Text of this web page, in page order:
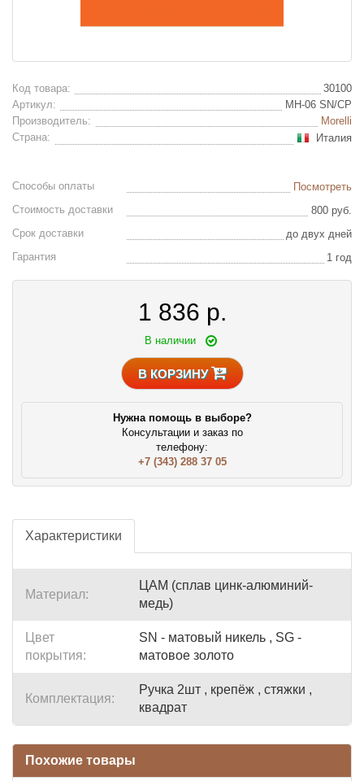
Код товара:
30100
Артикул:
MH-06 SN/CP
Производитель:
Morelli
Страна:
Италия
Способы оплаты
Посмотреть
Стоимость доставки
800 руб.
Срок доставки
до двух дней
Гарантия
1 год
1 836 р.
В наличии
В КОРЗИНУ
Нужна помощь в выборе?
Консультации и заказ по
телефону:
+7 (343) 288 37 05
Характеристики
Материал:
ЦАМ (сплав цинк-алюминий-
медь)
Цвет
покрытия:
SN - матовый никель , SG -
матовое золото
Комплектация:
Ручка 2шт , крепёж , стяжки ,
квадрат
Похожие товары